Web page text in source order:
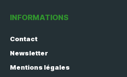
INFORMATIONS
Contact
Newsletter
Mentions légales